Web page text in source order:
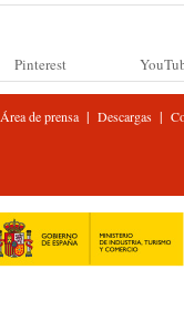
Pinterest
Área de prensa| Descargas|